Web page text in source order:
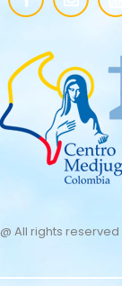
@ All rights